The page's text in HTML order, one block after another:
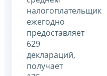
налогоплательщик
ежегодно
предоставляет
629
деклараций,
получает